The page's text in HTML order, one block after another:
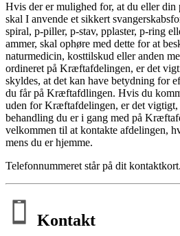
Hvis der er mulighed for, at du eller din
skal I anvende et sikkert
spiral, p-piller, p-stav, pplaster, p-ring
ammer, skal ophøre med dette for at
naturmedicin, kosttilskud eller anden
ordineret på Kræftafdelingen, er det
skyldes, at det kan have betydning for
du får på Kræftafdlingen. Hvis du
uden for Kræftafdelingen, er det
behandling du er i gang med på
velkommen til at kontakte afdelingen,
mens du er hjemme.
Telefonnummeret står på dit kontaktkort.
Kontakt